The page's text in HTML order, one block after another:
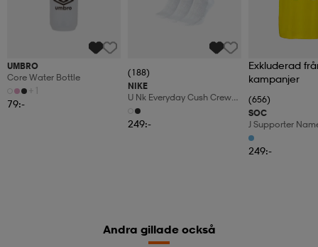
UMBRO
Core Water Bottle
+1
79:-
(188)
NIKE
U Nk Everyday Cush Crew
6pr-Bd
249:-
Exkluderad
kampanjer
(656)
SOC
J Supporter
249:-
Andra gillade också